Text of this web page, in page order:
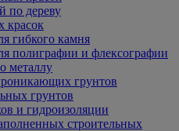
по дереву
красок
гибкого камня
полиграфии и флексографии
металлу
грунтов
грунтов
и гидроизоляции
строительных